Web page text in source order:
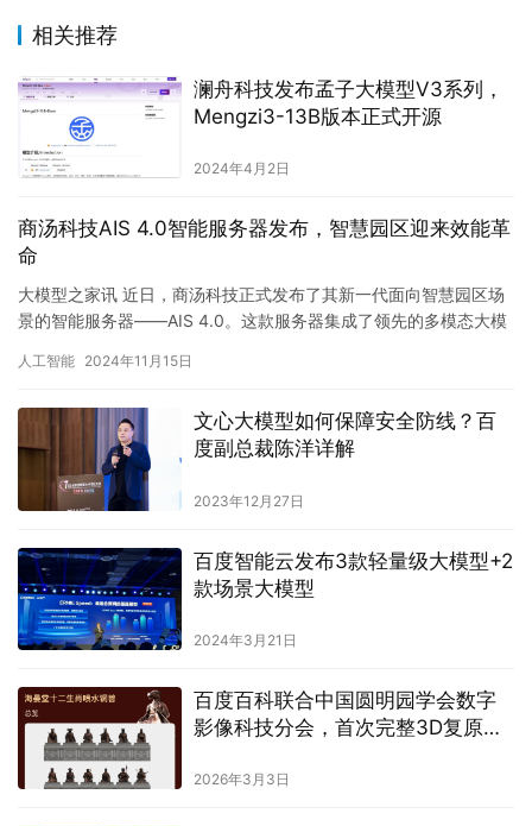
相关推荐
澜舟科技发布孟子大模型V3系列，
Mengzi3-13B版本正式开源
2024年4月2日
商汤科技AIS 4.0智能服务器发布，智慧园区迎来效能革
命
大模型之家讯 近日，商汤科技正式发布了其新一代面向智慧园区场
景的智能服务器——AIS 4.0。这款服务器集成了领先的多模态大模
人工智能 2024年11月15日
文心大模型如何保障安全防线？百
度副总裁陈洋详解
2023年12月27日
百度智能云发布3款轻量级大模型+2
款场景大模型
2024年3月21日
百度百科联合中国圆明园学会数字
影像科技分会，首次完整3D复原十
2026年3月3日